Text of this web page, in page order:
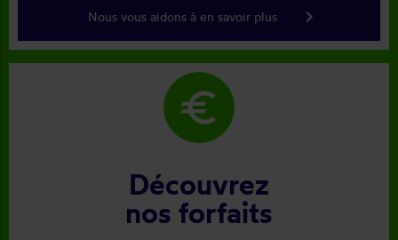
Nous vous aidons à en savoir plus keyboard_arrow_right
euro
Découvrez
nos forfaits